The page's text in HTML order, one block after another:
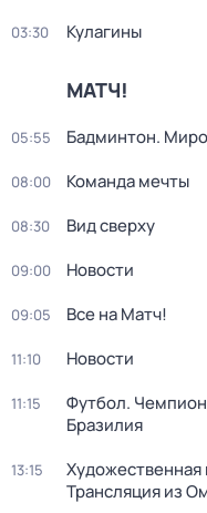
03:30 Кулагины
МАТЧ!
05:55 Бадминтон.
08:00 Команда мечты
08:30 Вид сверху
09:00 Новости
09:05 Все на Матч!
11:10 Новости
11:15
Футбол.
Бразилия
13:15
Художественная
Трансляция из